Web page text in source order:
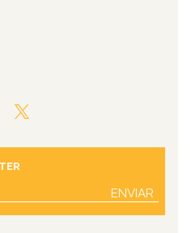
ENVIAR